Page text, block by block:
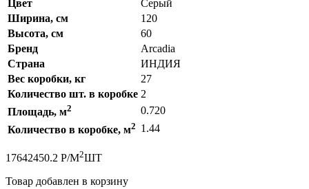
Цвет
Серый
Ширина, см
120
Высота, см
60
Бренд
Arcadia
Страна
ИНДИЯ
Вес коробки, кг
27
Количество шт. в коробке 2
Площадь, м2
0.720
Количество в коробке, м2 1.44
17642450.2 Р/М2ШТ
Товар добавлен в корзину